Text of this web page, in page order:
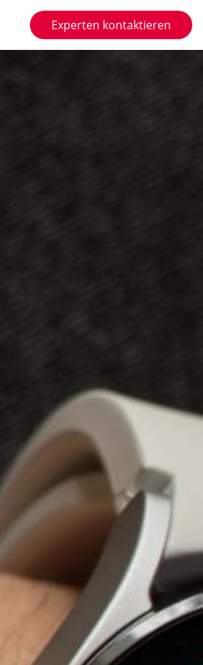
Experten kontaktieren